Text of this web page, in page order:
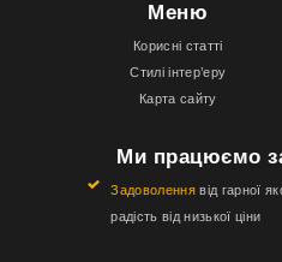
Меню
Корисні статті
Стилі інтер’еру
Карта сайту
Ми працюємо
Задоволення від гарної
радість від низької ціни